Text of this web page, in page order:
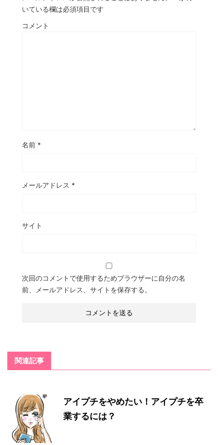
いている欄は必須項目です
コメント
名前 *
メールアドレス *
サイト
次回のコメントで使用するためブラウザーに自分の名
前、メールアドレス、サイトを保存する。
関連記事
アイプチをやめたい！アイプチを卒
業するには？